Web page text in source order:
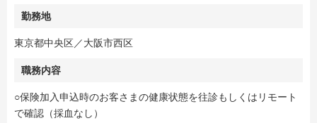
勤務地
東京都中央区／大阪市西区
職務内容
○保険加入申込時のお客さまの健康状態を往診もしくはリモート
で確認（採血なし）